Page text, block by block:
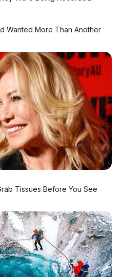
RESMI
DEALER 2026
MULAI
JT
Unit Terawat
& Tahun
CEPAT DIA DAPAT
UNIT >
Wanted More Than Another
Tissues Before You See